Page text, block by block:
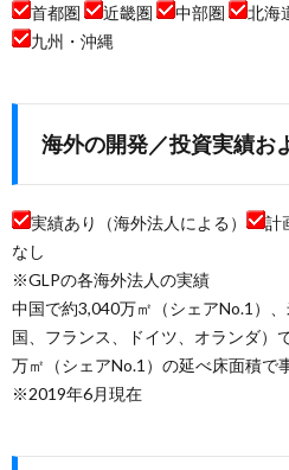
首都圏 近畿圏 中部圏 北海
九州・沖縄
海外の開発／投資実績お
実績あり（海外法人による） 計
なし
※GLPの各海外法人の実績
中国で約3,040万㎡（シェアNo.1）
国、フランス、ドイツ、オランダ）
万㎡（シェアNo.1）の延べ床面積で
※2019年6月現在